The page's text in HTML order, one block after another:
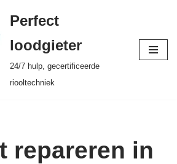
Perfect
loodgieter
24/7 hulp, gecertificeerde
riooltechniek
repareren in